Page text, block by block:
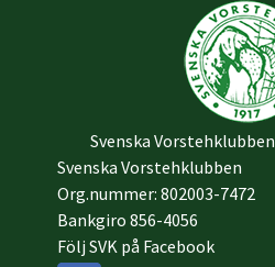
Svenska Vorstehklubben
Svenska Vorstehklubben
Org.nummer: 802003-7472
Bankgiro 856-4056
Följ SVK på Facebook